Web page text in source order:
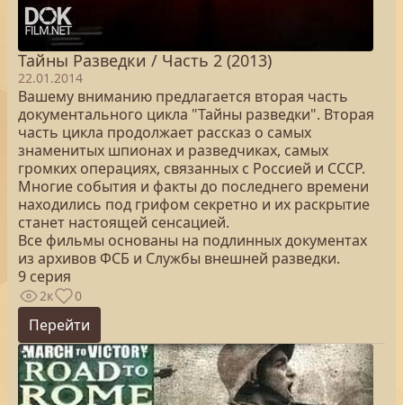
Тайны Разведки / Часть 2 (2013)
22.01.2014
Вашему вниманию предлагается вторая часть
документального цикла "Тайны разведки". Вторая
часть цикла продолжает рассказ о самых
знаменитых шпионах и разведчиках, самых
громких операциях, связанных с Россией и СССР.
Многие события и факты до последнего времени
находились под грифом секретно и их раскрытие
станет настоящей сенсацией.
Все фильмы основаны на подлинных документах
из архивов ФСБ и Службы внешней разведки.
9 серия
2к 0
Перейти